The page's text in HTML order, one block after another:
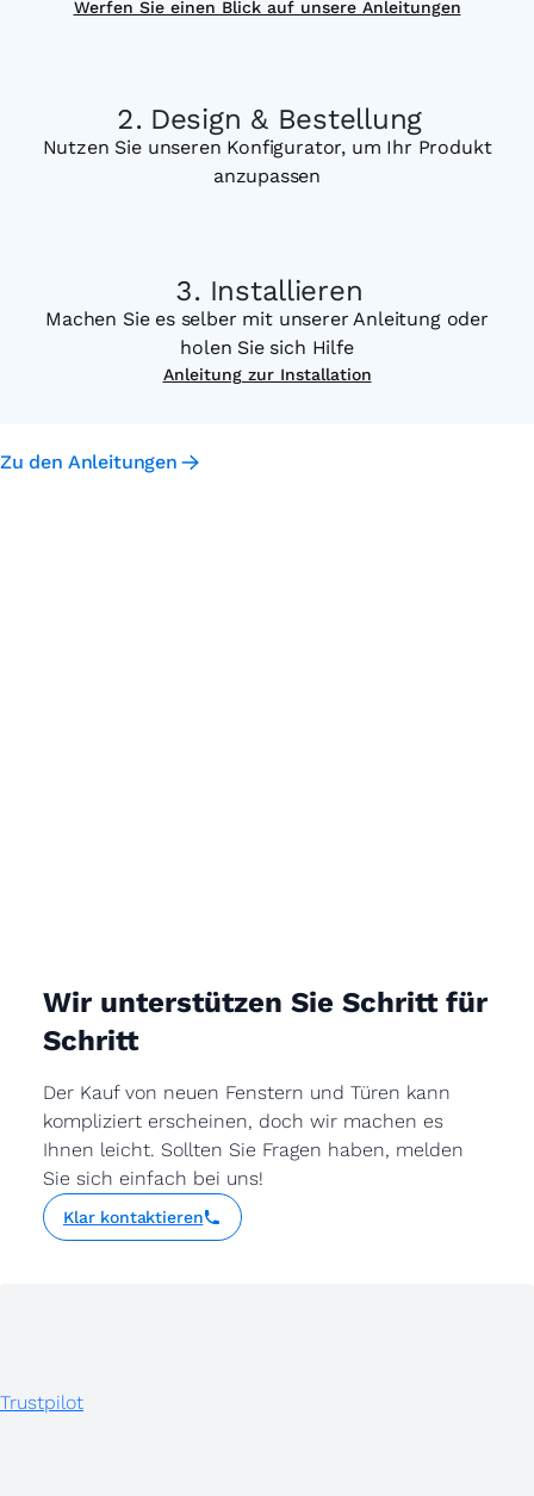
Werfen Sie einen Blick auf unsere Anleitungen
Design & Bestellung
Nutzen Sie unseren Konfigurator, um Ihr Produkt
anzupassen
Installieren
Machen Sie es selber mit unserer Anleitung oder
holen Sie sich Hilfe
Anleitung zur Installation
Zu den Anleitungen
Wir unterstützen Sie Schritt für
Schritt
Der Kauf von neuen Fenstern und Türen kann
kompliziert erscheinen, doch wir machen es
Ihnen leicht. Sollten Sie Fragen haben, melden
Sie sich einfach bei uns!
Klar kontaktieren
Trustpilot